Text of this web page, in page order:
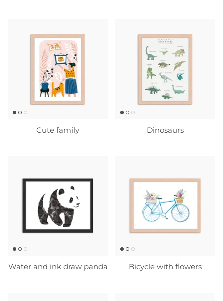
Cute family Dinosaurs
Water and ink draw panda Bicycle with flowers